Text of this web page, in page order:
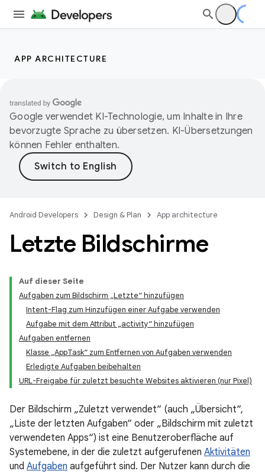
APP ARCHITECTURE
Google verwendet KI-Technologie, um Inhalte in Ihre
bevorzugte Sprache zu übersetzen. KI-Übersetzungen
können Fehler enthalten.
Android Developers Design & Plan App architecture
Letzte Bildschirme
Auf dieser Seite
Aufgaben zum Bildschirm „Letzte“ hinzufügen
Intent-Flag zum Hinzufügen einer Aufgabe verwenden
Aufgabe mit dem Attribut „activity“ hinzufügen
Aufgaben entfernen
Klasse „AppTask“ zum Entfernen von Aufgaben verwenden
Erledigte Aufgaben beibehalten
URL-Freigabe für zuletzt besuchte Websites aktivieren (nur Pixel)
Der Bildschirm „Zuletzt verwendet“ (auch „Übersicht“,
„Liste der letzten Aufgaben“ oder „Bildschirm mit zuletzt
verwendeten Apps“) ist eine Benutzeroberfläche auf
Systemebene, in der die zuletzt aufgerufenen Aktivitäten
und Aufgaben aufgeführt sind. Der Nutzer kann durch die